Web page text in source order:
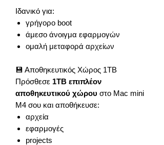
Ιδανικό για:
γρήγορο boot
άμεσο άνοιγμα εφαρμογών
ομαλή μεταφορά αρχείων
💾 Αποθηκευτικός Χώρος 1TB
Πρόσθεσε 1TB επιπλέον
αποθηκευτικού χώρου στο Mac mini
M4 σου και αποθήκευσε:
αρχεία
εφαρμογές
projects